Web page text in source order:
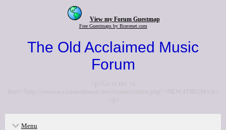
View my Forum Guestmap
Free Guestmaps by Bravenet.com
The Old Acclaimed Music
Forum
<p>Go to the <a
href="http://www.acclaimedmusic.net/forums/index.php">NEW FORUM</a>
</p>
Menu